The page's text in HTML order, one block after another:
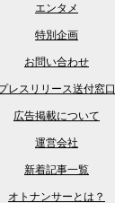
エンタメ
特別企画
お問い合わせ
レスリリース送付窓口
広告掲載について
運営会社
新着記事一覧
オトナンサーとは？